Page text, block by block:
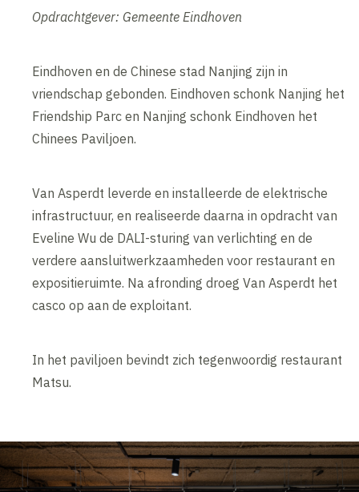
Opdrachtgever: Gemeente Eindhoven
Eindhoven en de Chinese stad Nanjing zijn in
vriendschap gebonden. Eindhoven schonk Nanjing het
Friendship Parc en Nanjing schonk Eindhoven het
Chinees Paviljoen.
Van Asperdt leverde en installeerde de elektrische
infrastructuur, en realiseerde daarna in opdracht van
Eveline Wu de DALI-sturing van verlichting en de
verdere aansluitwerkzaamheden voor restaurant en
expositieruimte. Na afronding droeg Van Asperdt het
casco op aan de exploitant.
In het paviljoen bevindt zich tegenwoordig restaurant
Matsu.